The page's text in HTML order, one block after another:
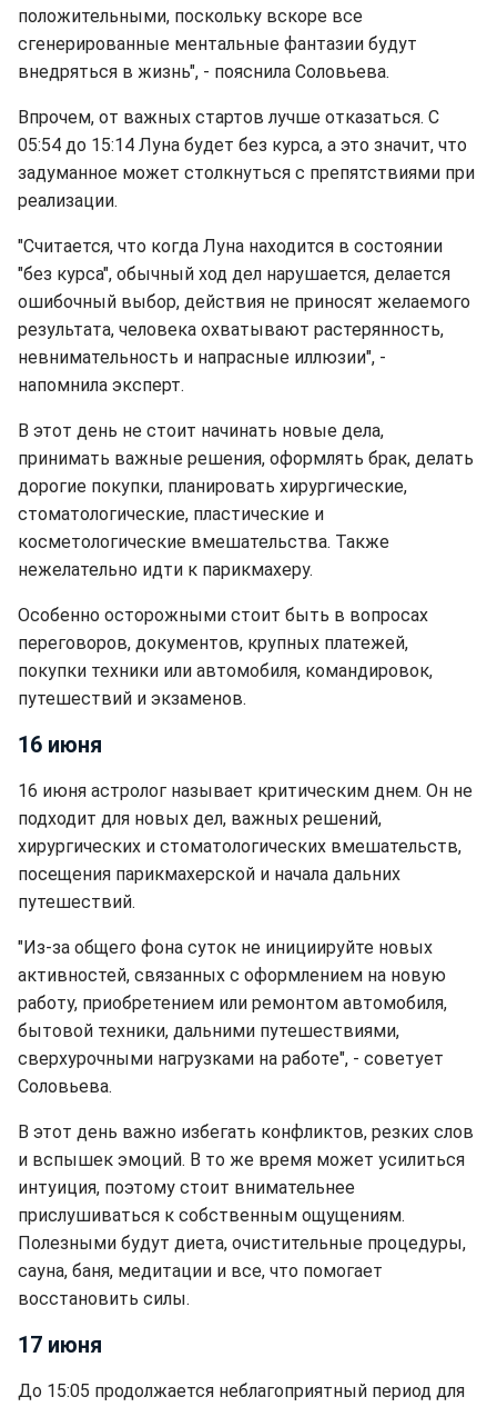
положительными, поскольку вскоре все
сгенерированные ментальные фантазии будут
внедряться в жизнь", - пояснила Соловьева.
Впрочем, от важных стартов лучше отказаться. С
05:54 до 15:14 Луна будет без курса, а это значит, что
задуманное может столкнуться с препятствиями при
реализации.
"Считается, что когда Луна находится в состоянии
"без курса", обычный ход дел нарушается, делается
ошибочный выбор, действия не приносят желаемого
результата, человека охватывают растерянность,
невнимательность и напрасные иллюзии", -
напомнила эксперт.
В этот день не стоит начинать новые дела,
принимать важные решения, оформлять брак, делать
дорогие покупки, планировать хирургические,
стоматологические, пластические и
косметологические вмешательства. Также
нежелательно идти к парикмахеру.
Особенно осторожными стоит быть в вопросах
переговоров, документов, крупных платежей,
покупки техники или автомобиля, командировок,
путешествий и экзаменов.
16 июня
16 июня астролог называет критическим днем. Он не
подходит для новых дел, важных решений,
хирургических и стоматологических вмешательств,
посещения парикмахерской и начала дальних
путешествий.
"Из-за общего фона суток не инициируйте новых
активностей, связанных с оформлением на новую
работу, приобретением или ремонтом автомобиля,
бытовой техники, дальними путешествиями,
сверхурочными нагрузками на работе", - советует
Соловьева.
В этот день важно избегать конфликтов, резких слов
и вспышек эмоций. В то же время может усилиться
интуиция, поэтому стоит внимательнее
прислушиваться к собственным ощущениям.
Полезными будут диета, очистительные процедуры,
сауна, баня, медитации и все, что помогает
восстановить силы.
17 июня
До 15:05 продолжается неблагоприятный период для